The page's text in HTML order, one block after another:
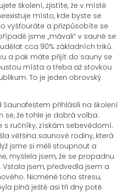
školení, zjistíte, že v místě
místo, kde byste se
vyšťouráte a přizpůsobíte se
jsme „mávali“ v sauně se
cca 90% základních triků.
a pak máte přijít do sauny se
místa a třeba až stovkou
To je jeden obrovský
přihlásili na školení
se, že tohle je dobrá volba.
ručníky, získám sebevědomí.
většina saunové rodiny, která
jsme si měli stoupnout a
myslela jsem, že se propadnu
Vstala jsem, předvedla jsem a
Nicméně toho stresu,
plná ještě asi tři dny poté.